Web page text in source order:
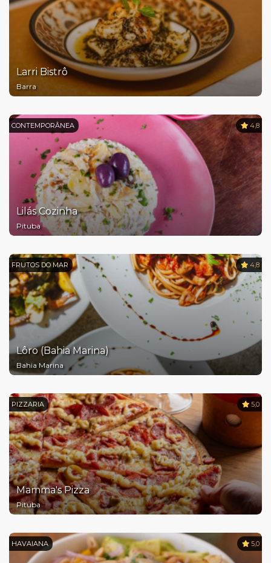
Larri Bistrô
Barra
CONTEMPORÂNEA 4,8
Lilás Cozinha
Pituba
FRUTOS DO MAR 4,8
Lôro (Bahia Marina)
Bahia Marina
PIZZARIA 5,0
Mamma's Pizza
Pituba
HAVAIANA 5,0